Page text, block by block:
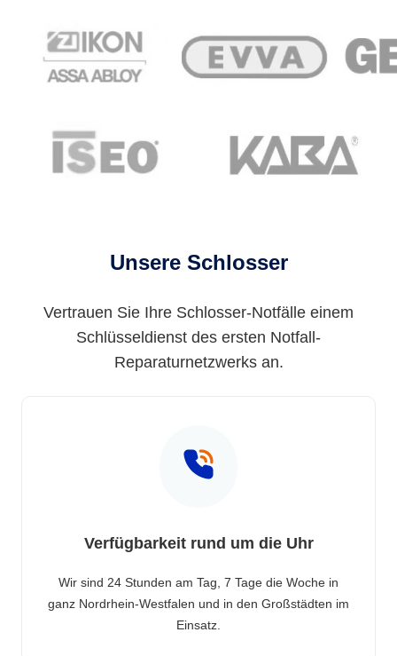
Unsere Schlosser
Vertrauen Sie Ihre Schlosser-Notfälle einem
Schlüsseldienst des ersten Notfall-
Reparaturnetzwerks an.
Verfügbarkeit rund um die Uhr
Wir sind 24 Stunden am Tag, 7 Tage die Woche in
ganz Nordrhein-Westfalen und in den Großstädten im
Einsatz.